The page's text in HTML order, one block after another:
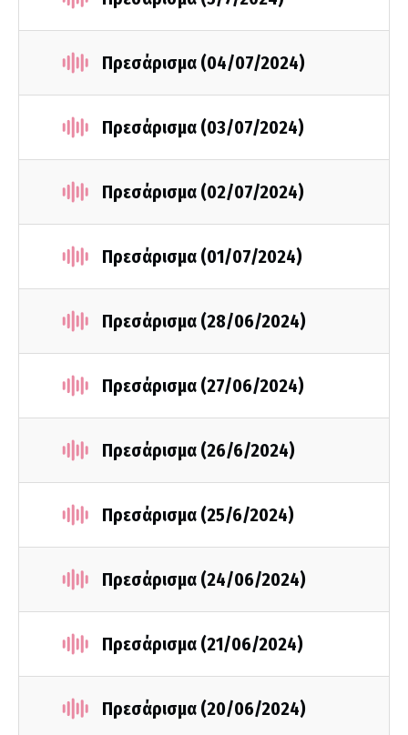
Πρεσάρισμα (04/07/2024)
Πρεσάρισμα (03/07/2024)
Πρεσάρισμα (02/07/2024)
Πρεσάρισμα (01/07/2024)
Πρεσάρισμα (28/06/2024)
Πρεσάρισμα (27/06/2024)
Πρεσάρισμα (26/6/2024)
Πρεσάρισμα (25/6/2024)
Πρεσάρισμα (24/06/2024)
Πρεσάρισμα (21/06/2024)
Πρεσάρισμα (20/06/2024)